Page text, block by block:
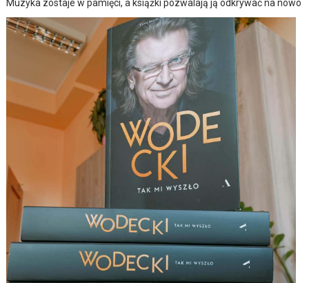
Muzyka zostaje w pamięci, a książki pozwalają ją odkrywać na nowo